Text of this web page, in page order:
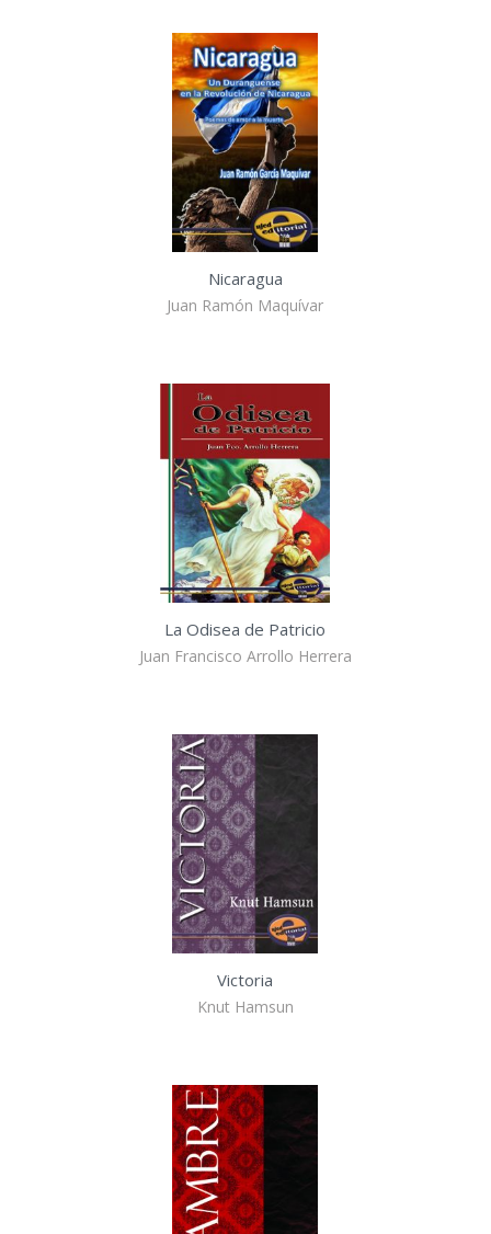
Nicaragua
Juan Ramón Maquívar
La Odisea de Patricio
Juan Francisco Arrollo Herrera
Victoria
Knut Hamsun